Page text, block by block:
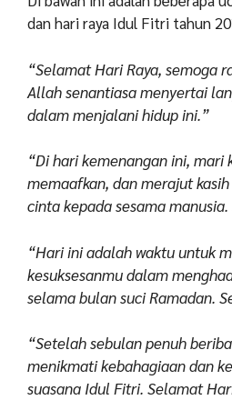
dan hari raya Idul Fitri tahun
“Selamat Hari Raya, semoga
Allah senantiasa menyertai
dalam menjalani hidup ini.”
“Di hari kemenangan ini, mari
memaafkan, dan merajut
cinta kepada sesama
“Hari ini adalah waktu untuk
kesuksesanmu dalam
selama bulan suci Ramadan.
“Setelah sebulan penuh
menikmati kebahagiaan dan
suasana Idul Fitri. Selamat